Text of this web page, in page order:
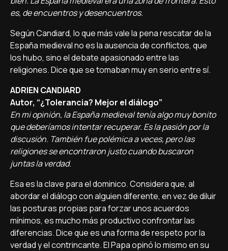
es, de encuentros y desencuentros.
Según Candiard, lo que más vale la pena rescatar de la
España medieval no es la ausencia de conflictos, que
los hubo, sino el debate apasionado entre las
religiones. Dice que se tomaban muy en serio entre sí.
ADRIEN CANDIARD
Autor, “¿Tolerancia? Mejor el diálogo”
En mi opinión, la España medieval tenía algo muy bonito
que deberíamos intentar recuperar. Es la pasión por la
discusión. También fue polémica a veces, pero las
religiones se encontraron justo cuando buscaron
juntas la verdad.
Esa es la clave para el dominico. Considera que, al
abordar el diálogo con alguien diferente, en vez de diluir
las posturas propias para forzar unos acuerdos
mínimos, es mucho más productivo confrontar las
diferencias. Dice que es una forma de respeto por la
verdad y el contrincante. El Papa opinó lo mismo en su